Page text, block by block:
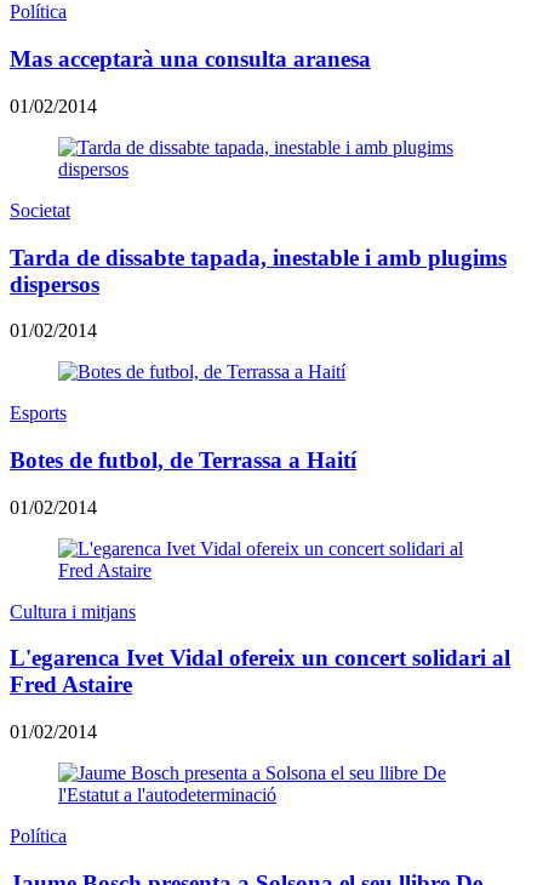
Política
Mas acceptarà una consulta aranesa
01/02/2014
Societat
Tarda de dissabte tapada, inestable i amb plugims
dispersos
01/02/2014
Esports
Botes de futbol, de Terrassa a Haití
01/02/2014
Cultura i mitjans
L'egarenca Ivet Vidal ofereix un concert solidari al
Fred Astaire
01/02/2014
Política